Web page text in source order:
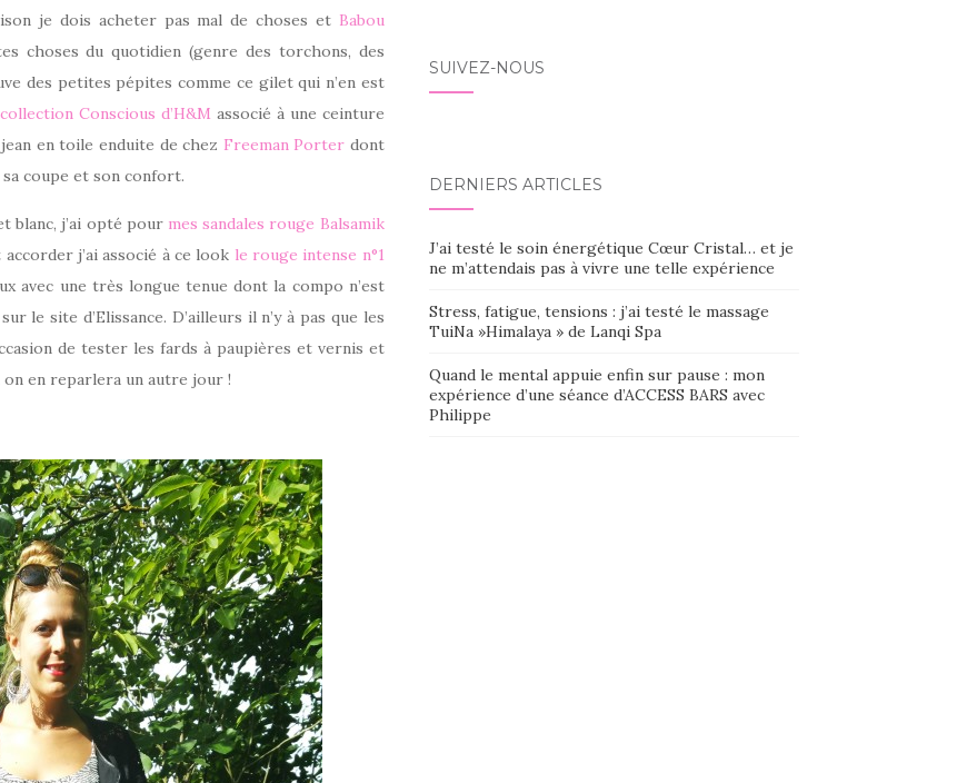
je dois acheter pas mal de choses et Babou
choses du quotidien (genre des torchons, des
des petites pépites comme ce gilet qui n’en est
Conscious d’H&M associé à une ceinture
en toile enduite de chez Freeman Porter dont
coupe et son confort.
blanc, j’ai opté pour mes sandales rouge Balsamik
j’ai associé à ce look le rouge intense n°1
avec une très longue tenue dont la compo n’est
le site d’Elissance. D’ailleurs il n’y à pas que les
de tester les fards à paupières et vernis et
en reparlera un autre jour !
SUIVEZ-NOUS
DERNIERS ARTICLES
J’ai testé le soin énergétique Cœur Cristal… et je
ne m’attendais pas à vivre une telle expérience
Stress, fatigue, tensions : j’ai testé le massage
TuiNa »Himalaya » de Lanqi Spa
Quand le mental appuie enfin sur pause : mon
expérience d’une séance d’ACCESS BARS avec
Philippe